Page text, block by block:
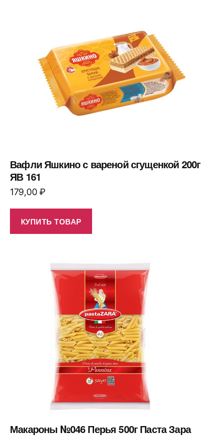
Вафли Яшкино с вареной сгущенкой 200г
ЯВ 161
179,00₽
КУПИТЬ ТОВАР
Макароны №046 Перья 500г Паста Зара